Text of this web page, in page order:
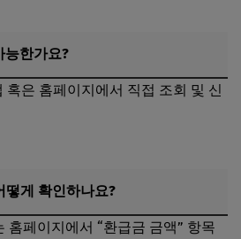
능한가요?
은 홈페이지에서 직접 조회 및 신
떻게 확인하나요?
홈페이지에서 “환급금 금액” 항목